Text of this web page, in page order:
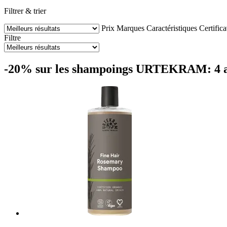
Filtrer & trier
Prix Marques Caractéristiques
Filtre
-20% sur les shampoings URTEKRAM: 4